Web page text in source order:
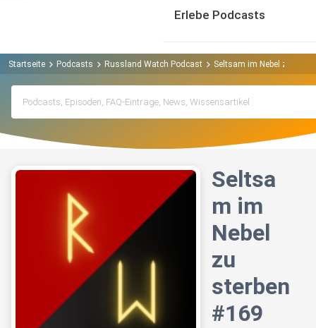
Erlebe Podcasts
Startseite Podcasts Russland Watch Podcast Seltsam im Nebel zu
Seltsa
m im
Nebel
zu
sterben
#169